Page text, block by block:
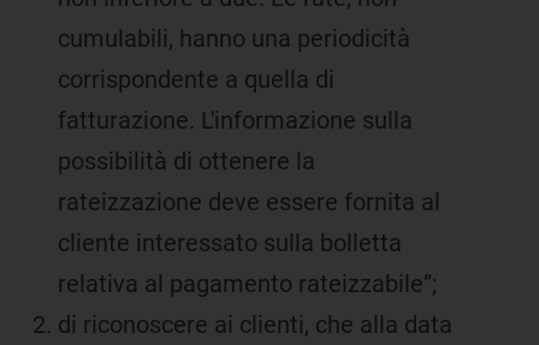
cumulabili, hanno una periodicità
corrispondente a quella di
fatturazione. L'informazione sulla
possibilità di ottenere la
rateizzazione deve essere fornita al
cliente interessato sulla bolletta
relativa al pagamento rateizzabile”;
di riconoscere ai clienti, che alla data